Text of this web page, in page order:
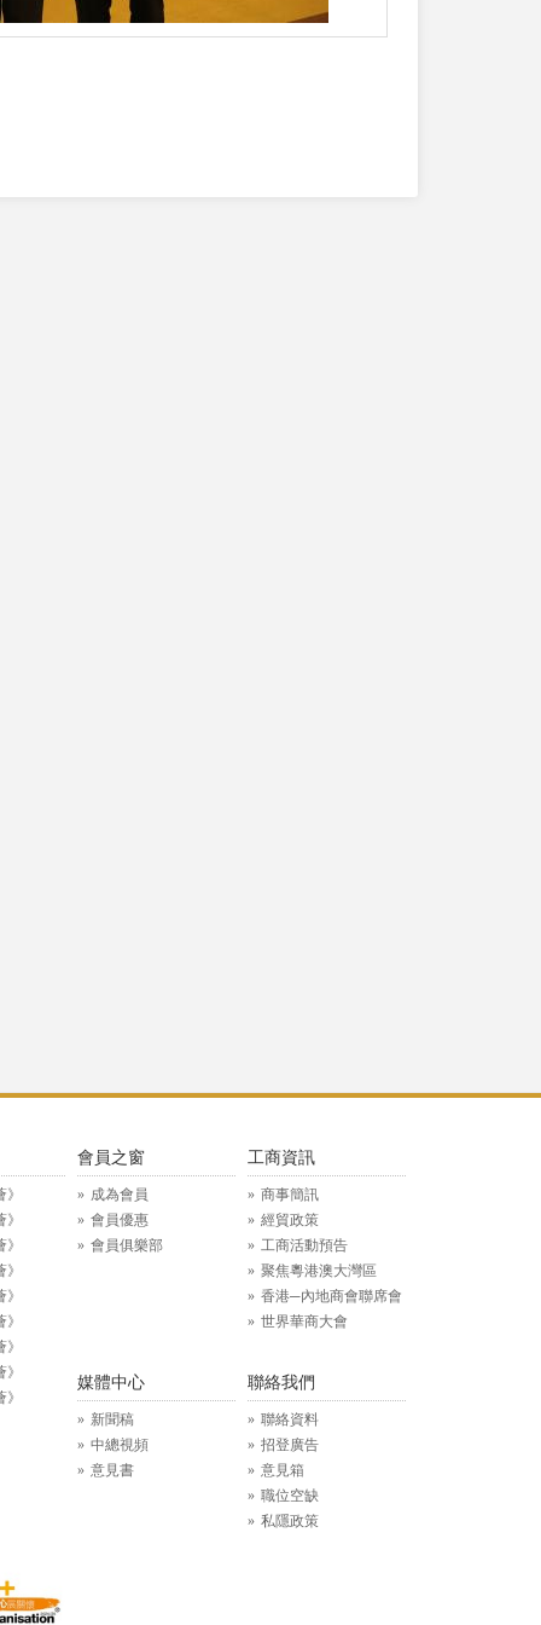
會員之窗
成為會員
會員優惠
會員俱樂部
工商資訊
商事簡訊
經貿政策
工商活動預告
聚焦粵港澳大灣區
香港─內地商會聯席會
世界華商大會
媒體中心
新聞稿
中總視頻
意見書
聯絡我們
聯絡資料
招登廣告
意見箱
職位空缺
私隱政策